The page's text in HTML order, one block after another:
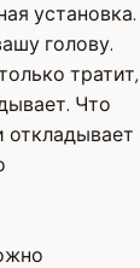
установка.
голову.
тратит,
Что
откладывает